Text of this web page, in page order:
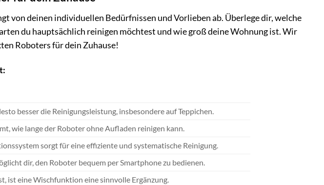
von deinen individuellen Bedürfnissen und Vorlieben ab. Überlege dir, welche
du hauptsächlich reinigen möchtest und wie groß deine Wohnung ist. Wir
Roboters für dein Zuhause!
besser die Reinigungsleistung, insbesondere auf Teppichen.
wie lange der Roboter ohne Aufladen reinigen kann.
sorgt für eine effiziente und systematische Reinigung.
dir, den Roboter bequem per Smartphone zu bedienen.
ist eine Wischfunktion eine sinnvolle Ergänzung.